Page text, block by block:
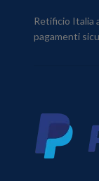
Retificio Italia
pagamenti